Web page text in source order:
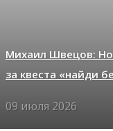
Михаил Швецов:
за квеста «найди
09 июля 2026